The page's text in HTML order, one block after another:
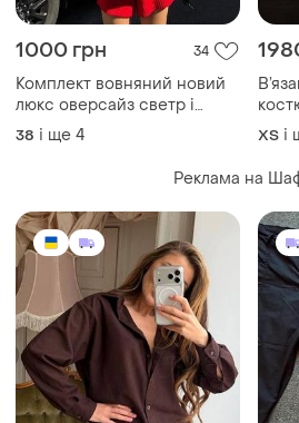
1000 грн 34
Комплект вовняний новий
люкс оверсайз светр i
в'язані шорти косичка
38 і ще 4 ХS і
Реклама на